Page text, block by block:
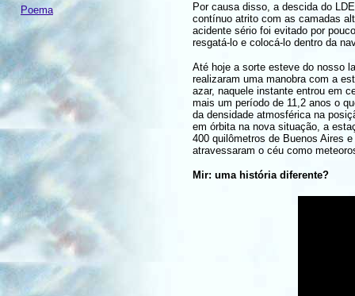
Poema
Por causa disso, a descida do
contínuo atrito com as camadas
acidente sério foi evitado por
resgatá-lo e colocá-lo dentro da
Até hoje a sorte esteve do nosso
realizaram uma manobra com a
azar, naquele instante entrou em
mais um período de 11,2 anos o
da densidade atmosférica na
em órbita na nova situação, a
400 quilômetros de Buenos Aires
atravessaram o céu como
Mir: uma história diferente?